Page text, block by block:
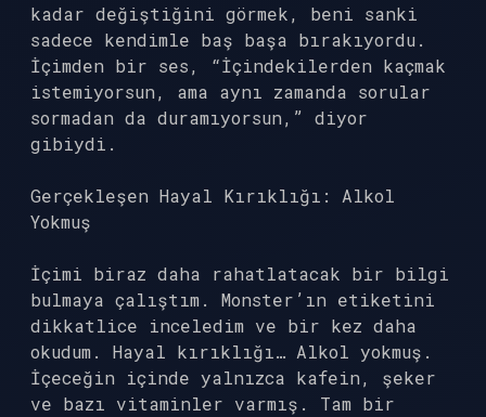
kadar değiştiğini görmek, beni sanki
sadece kendimle baş başa bırakıyordu.
İçimden bir ses, “İçindekilerden kaçmak
istemiyorsun, ama aynı zamanda sorular
sormadan da duramıyorsun,” diyor
gibiydi.
Gerçekleşen Hayal Kırıklığı: Alkol
Yokmuş
İçimi biraz daha rahatlatacak bir bilgi
bulmaya çalıştım. Monster’ın etiketini
dikkatlice inceledim ve bir kez daha
okudum. Hayal kırıklığı… Alkol yokmuş.
İçeceğin içinde yalnızca kafein, şeker
ve bazı vitaminler varmış. Tam bir